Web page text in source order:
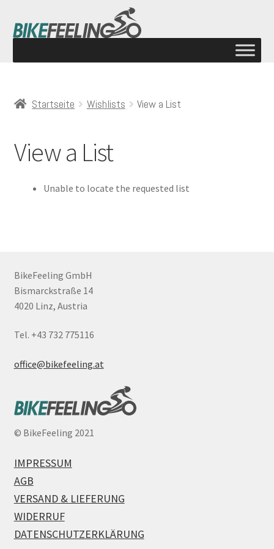
Startseite Wishlists View a List
View a List
Unable to locate the requested list
BikeFeeling GmbH
Bismarckstraße 14
4020 Linz, Austria
Tel. +43 732 775116
office@bikefeeling.at
© BikeFeeling 2021
IMPRESSUM
AGB
VERSAND & LIEFERUNG
WIDERRUF
DATENSCHUTZERKLÄRUNG